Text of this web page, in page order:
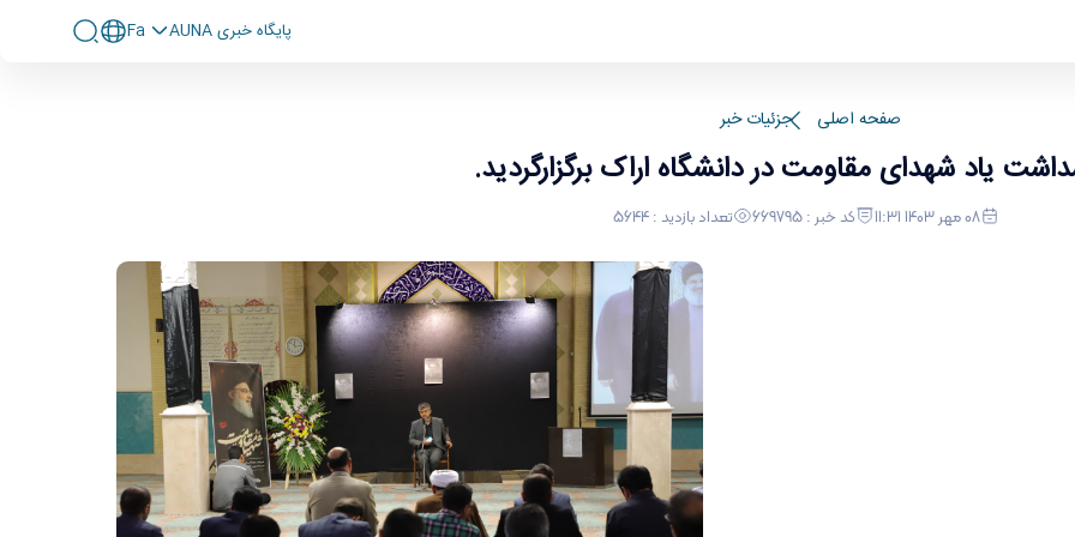
پايگاه خبری AUNA Fa
صفحه اصلی جزئیات خبر
یاد شهدای مقاومت در دانشگاه اراک برگزارگردید.
08 مهر 1403 11:31 کد خبر : 669795 تعداد بازدید : 5644